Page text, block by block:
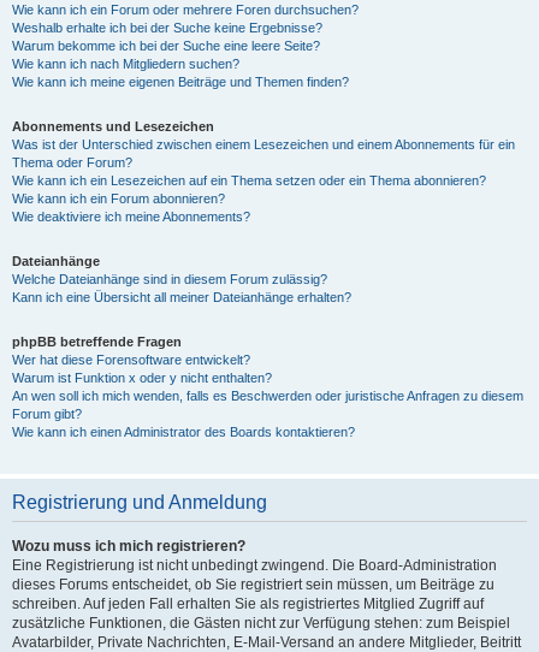
Wie kann ich ein Forum oder mehrere Foren durchsuchen?
Weshalb erhalte ich bei der Suche keine Ergebnisse?
Warum bekomme ich bei der Suche eine leere Seite?
Wie kann ich nach Mitgliedern suchen?
Wie kann ich meine eigenen Beiträge und Themen finden?
Abonnements und Lesezeichen
Was ist der Unterschied zwischen einem Lesezeichen und einem Abonnements für ein
Thema oder Forum?
Wie kann ich ein Lesezeichen auf ein Thema setzen oder ein Thema abonnieren?
Wie kann ich ein Forum abonnieren?
Wie deaktiviere ich meine Abonnements?
Dateianhänge
Welche Dateianhänge sind in diesem Forum zulässig?
Kann ich eine Übersicht all meiner Dateianhänge erhalten?
phpBB betreffende Fragen
Wer hat diese Forensoftware entwickelt?
Warum ist Funktion x oder y nicht enthalten?
An wen soll ich mich wenden, falls es Beschwerden oder juristische Anfragen zu diesem
Forum gibt?
Wie kann ich einen Administrator des Boards kontaktieren?
Registrierung und Anmeldung
Wozu muss ich mich registrieren?
Eine Registrierung ist nicht unbedingt zwingend. Die Board-Administration
dieses Forums entscheidet, ob Sie registriert sein müssen, um Beiträge zu
schreiben. Auf jeden Fall erhalten Sie als registriertes Mitglied Zugriff auf
zusätzliche Funktionen, die Gästen nicht zur Verfügung stehen: zum Beispiel
Avatarbilder, Private Nachrichten, E-Mail-Versand an andere Mitglieder, Beitritt